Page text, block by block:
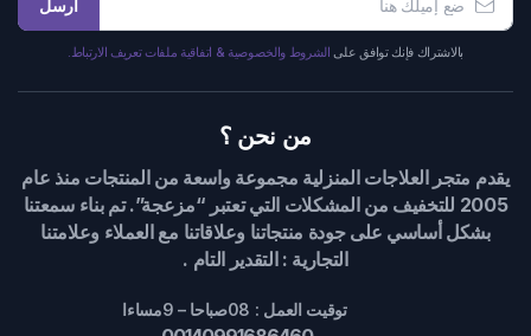
أرسل
بالاشتراك فإنك توافق على الشروط والخصوصية & اتفاقية ملفات تعريف الارتباط.
من نحن ؟
يقدم متجر العلاجات المنزلية مجموعة واسعة من المنتجات منذ عام
2005 للتخفيف من المشكلات التي تعتبر “مزعجة”. تم بناء سمعتنا
بشكل أساسي على جودة منتجاتنا وعلاقاتنا مع العملاء وعلامتنا
التجارية : التقدير التام .
توقيت العمل : 08صباحا – 9مساءا